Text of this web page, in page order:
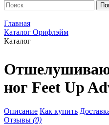
Главная
Каталог Орифлэйм
Каталог
ног Feet Up
Описание Как купить
Отзывы (0)